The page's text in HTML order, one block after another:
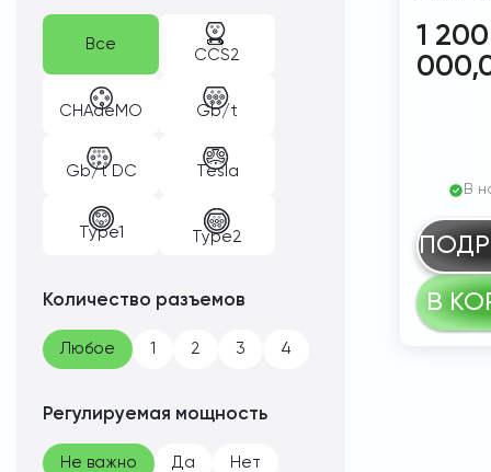
Все
CCS2
CHAdeMO Gb/t
Gb/t DC Tesla
Type1 Type2
Количество разъемов
Любое 1 2 3 4
Регулируемая мощность
Не важно Да Нет
1 200
В
В